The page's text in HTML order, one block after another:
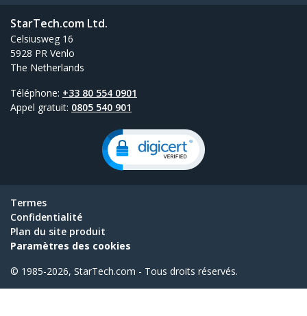
StarTech.com Ltd.
Celsiusweg 16
5928 PR Venlo
The Netherlands
Téléphone: +33 80 554 0901
Appel gratuit: 0805 540 901
Termes
Confidentialité
Plan du site produit
Paramètres des cookies
© 1985-2026, StarTech.com - Tous droits réservés.